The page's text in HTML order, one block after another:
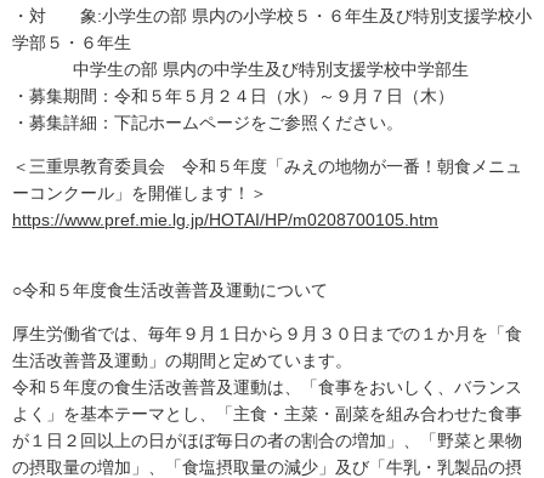
・対 象:小学生の部 県内の小学校５・６年生及び特別支援学校小
学部５・６年生
中学生の部 県内の中学生及び特別支援学校中学部生
・募集期間：令和５年５月２４日（水）～９月７日（木）
・募集詳細：下記ホームページをご参照ください。
＜三重県教育委員会 令和５年度「みえの地物が一番！朝食メニュ
ーコンクール」を開催します！＞
https://www.pref.mie.lg.jp/HOTAI/HP/m0208700105.htm
○令和５年度食生活改善普及運動について
厚生労働省では、毎年９月１日から９月３０日までの１か月を「食
生活改善普及運動」の期間と定めています。
令和５年度の食生活改善普及運動は、「食事をおいしく、バランス
よく」を基本テーマとし、「主食・主菜・副菜を組み合わせた食事
が１日２回以上の日がほぼ毎日の者の割合の増加」、「野菜と果物
の摂取量の増加」、「食塩摂取量の減少」及び「牛乳・乳製品の摂